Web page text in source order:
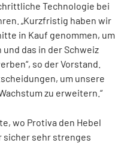
Technologie bei
„Kurzfristig haben wir
in Kauf genommen, um
das in der Schweiz
so der Vorstand.
um unsere
zu erweitern.“
wo Protiva den Hebel
sicher sehr strenges